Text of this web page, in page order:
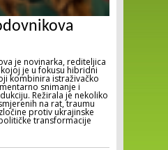
je novinarka, rediteljica
je u fokusu hibridni
kombinira istraživačko
snimanje i
Režirala je nekoliko
na rat, traumu
protiv ukrajinske
transformacije